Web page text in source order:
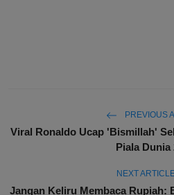
PREVIOUS
Viral Ronaldo Ucap 'Bismillah'
Piala Dunia
NEXT
Jangan Keliru Membaca Rupiah: